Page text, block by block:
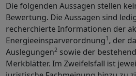
Die folgenden Aussagen stellen
Bewertung. Die Aussagen sind
recherchierte Informationen der
Energieeinsparverordnung1, der
Auslegungen2 sowie der
Merkblätter. Im Zweifelsfall ist